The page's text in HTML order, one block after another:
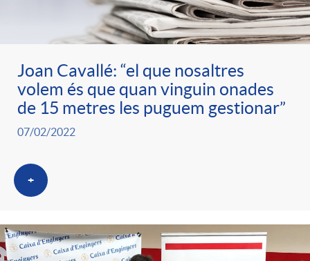
Joan Cavallé: “el que nosaltres
volem és que quan vinguin onades
de 15 metres les puguem gestionar”
07/02/2022
+